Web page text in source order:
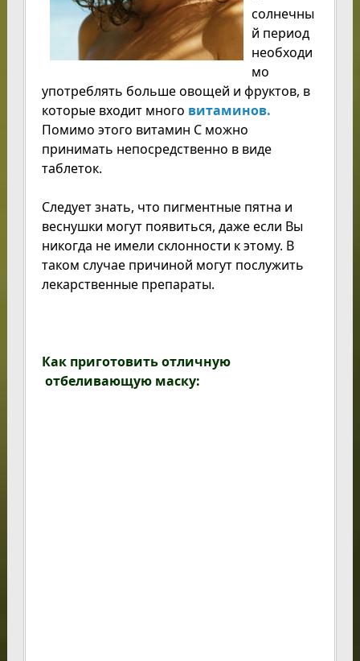
солнечны
й период
необходи
мо
употреблять больше овощей и фруктов, в
которые входит много витаминов.
Помимо этого витамин С можно
принимать непосредственно в виде
таблеток.
Следует знать, что пигментные пятна и
веснушки могут появиться, даже если Вы
никогда не имели склонности к этому. В
таком случае причиной могут послужить
лекарственные препараты.
Как приготовить отличную
отбеливающую маску: